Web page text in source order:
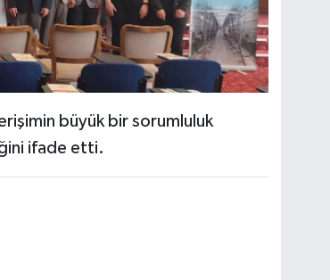
büyük bir sorumluluk
ifade etti.